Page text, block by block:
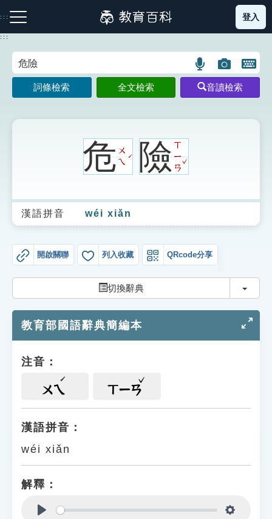
到
主
:::
注音索引圖示 筆畫索引圖示 部首索引表圖示
生字詞彙表
成語故事
索引選單
單字索引
遊戲專區
貓頭鷹博士
登入
:::
語
言
搜
圖
片
搜
開
鍵
圖
詞條檢索 全文檢索 音讀檢索
危ㄨ
ㄟ
ˊ 險ㄒ
ㄧ
ㄢ
ˇ
漢語拼音 wéi xiǎn
開啟關聯 列入收藏 QRcode分享
切換辭典 切換
教育部國語辭典簡編本
注音：
ㄨㄟ ㄒㄧㄢ
漢語拼音：
wéi xiǎn
解釋：